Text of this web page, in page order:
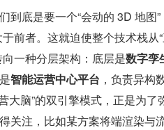
到底是要一个“会动的 3D 地图
前者。这就迫使整个技术栈从
一种分层架构：底层是数字孪
智能运营中心平台 ，负责异构
大脑”的双引擎模式，正是为
关注，比如某方案将端渲染与